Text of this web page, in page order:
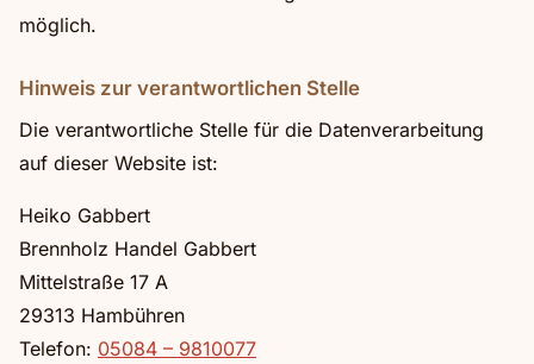
möglich.
Hinweis zur verantwortlichen Stelle
Die verantwortliche Stelle für die Datenverarbeitung
auf dieser Website ist:
Heiko Gabbert
Brennholz Handel Gabbert
Mittelstraße 17 A
29313 Hambühren
Telefon: 05084 – 9810077